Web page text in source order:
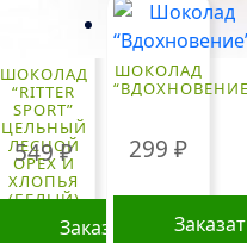
ШОКОЛАД
“RITTER
SPORT”
ЦЕЛЬНЫЙ
ЛЕСНОЙ
ОРЕХ И
ХЛОПЬЯ
(БЕЛЫЙ)
100 ГР.
549₽
Заказать
ШОКОЛАД
299₽